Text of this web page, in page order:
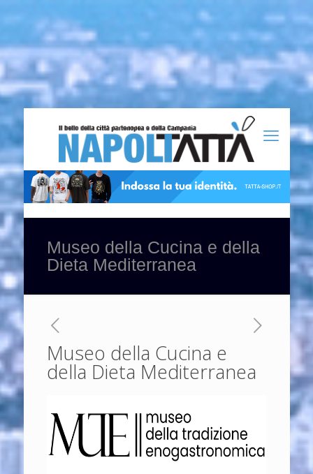
Museo della Cucina e della
Dieta Mediterranea
Museo della Cucina e
della Dieta Mediterranea